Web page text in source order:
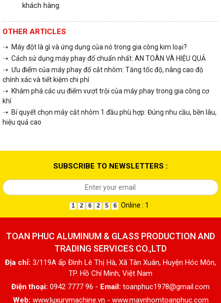
khách hàng.
OTHER ARTICLES
➝ Máy đột là gì và ứng dụng của nó trong gia công kim loại?
➝ Cách sử dụng máy phay đố chuẩn nhất: AN TOÀN VÀ HIỆU QUẢ
➝ Ưu điểm của máy phay đố cắt nhôm: Tăng tốc độ, nâng cao độ
chính xác và tiết kiệm chi phí
➝ Khám phá các ưu điểm vượt trội của máy phay trong gia công cơ
khí
➝ Bí quyết chọn máy cắt nhôm 1 đầu phù hợp: Đúng nhu cầu, bền lâu,
hiệu quả cao
SUBSCRIBE TO NEWSLETTERS :
1 2 6 2 5 6 Online : 1
TOAN PHUC ALUMINUM & GLASS PRODUCTION AND
TRADING SERVICES CO.,LTD
Địa chỉ: 3/119A ấp Đình Lê Thị Hà, Xã Tân Xuân, Huyện Hóc Môn,
TP. Hồ Chí Minh, Việt Nam
Điện thoại: 0942 7777 96 - Email: toanphuc1978@gmail.com
Web: www.luxurymachine.vn - www.maynhomtoanphuc.com